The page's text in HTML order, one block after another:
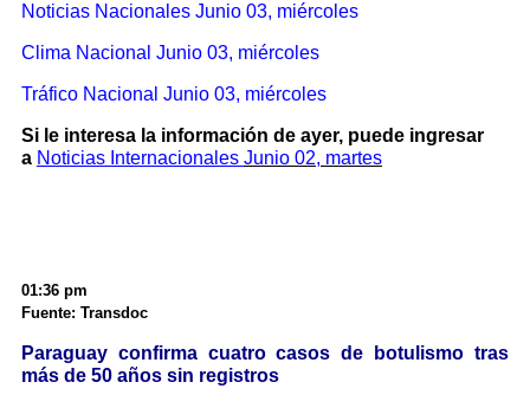
Noticias Nacionales Junio 03, miércoles
Clima Nacional Junio 03, miércoles
Tráfico Nacional Junio 03, miércoles
Si le interesa la información de ayer, puede ingresar
a Noticias Internacionales Junio 02, martes
01:36 pm
Fuente: Transdoc
Paraguay confirma cuatro casos de botulismo tras
más de 50 años sin registros